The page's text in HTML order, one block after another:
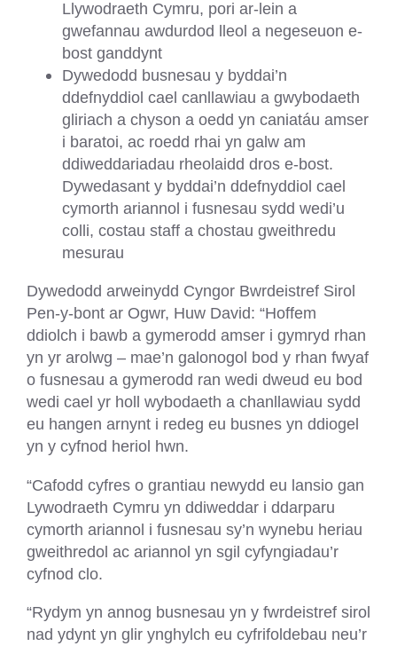
Llywodraeth Cymru, pori ar-lein a
gwefannau awdurdod lleol a negeseuon e-
bost ganddynt
Dywedodd busnesau y byddai’n
ddefnyddiol cael canllawiau a gwybodaeth
gliriach a chyson a oedd yn caniatáu amser
i baratoi, ac roedd rhai yn galw am
ddiweddariadau rheolaidd dros e-bost.
Dywedasant y byddai’n ddefnyddiol cael
cymorth ariannol i fusnesau sydd wedi’u
colli, costau staff a chostau gweithredu
mesurau
Dywedodd arweinydd Cyngor Bwrdeistref Sirol
Pen-y-bont ar Ogwr, Huw David: “Hoffem
ddiolch i bawb a gymerodd amser i gymryd rhan
yn yr arolwg – mae’n galonogol bod y rhan fwyaf
o fusnesau a gymerodd ran wedi dweud eu bod
wedi cael yr holl wybodaeth a chanllawiau sydd
eu hangen arnynt i redeg eu busnes yn ddiogel
yn y cyfnod heriol hwn.
“Cafodd cyfres o grantiau newydd eu lansio gan
Lywodraeth Cymru yn ddiweddar i ddarparu
cymorth ariannol i fusnesau sy’n wynebu heriau
gweithredol ac ariannol yn sgil cyfyngiadau’r
cyfnod clo.
“Rydym yn annog busnesau yn y fwrdeistref sirol
nad ydynt yn glir ynghylch eu cyfrifoldebau neu’r